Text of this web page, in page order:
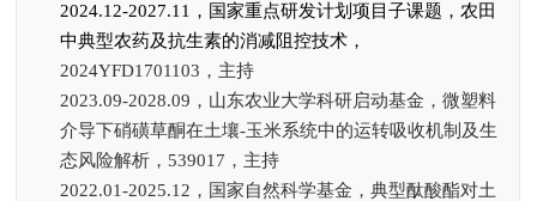
2024.12-2027.11 ，国家重点研发计划项目子课题，农田
中典型农药及抗生素的消减阻控技术，
2024YFD1701103 ，主持
2023.09-2028.09 ，山东农业大学科研启动基金，微塑料
介导下硝磺草酮在土壤-玉米系统中的运转吸收机制及生
态风险解析， 539017 ，主持
2022.01-2025.12 ，国家自然科学基金，典型酞酸酯对土